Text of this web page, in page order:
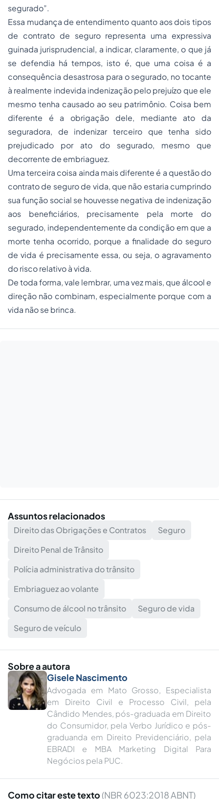
segurado”.
Essa mudança de entendimento quanto aos dois tipos
de contrato de seguro representa uma expressiva
guinada jurisprudencial, a indicar, claramente, o que já
se defendia há tempos, isto é, que uma coisa é a
consequência desastrosa para o segurado, no tocante
à realmente indevida indenização pelo prejuízo que ele
mesmo tenha causado ao seu patrimônio. Coisa bem
diferente é a obrigação dele, mediante ato da
seguradora, de indenizar terceiro que tenha sido
prejudicado por ato do segurado, mesmo que
decorrente de embriaguez.
Uma terceira coisa ainda mais diferente é a questão do
contrato de seguro de vida, que não estaria cumprindo
sua função social se houvesse negativa de indenização
aos beneficiários, precisamente pela morte do
segurado, independentemente da condição em que a
morte tenha ocorrido, porque a finalidade do seguro
de vida é precisamente essa, ou seja, o agravamento
do risco relativo à vida.
De toda forma, vale lembrar, uma vez mais, que álcool e
direção não combinam, especialmente porque com a
vida não se brinca.
Assuntos relacionados
Direito das Obrigações e Contratos
Seguro
Direito Penal de Trânsito
Polícia administrativa do trânsito
Embriaguez ao volante
Consumo de álcool no trânsito
Seguro de vida
Seguro de veículo
Sobre a autora
Gisele Nascimento
Advogada em Mato Grosso, Especialista
em Direito Civil e Processo Civil, pela
Cândido Mendes, pós-graduada em Direito
do Consumidor, pela Verbo Jurídico e pós-
graduanda em Direito Previdenciário, pela
EBRADI e MBA Marketing Digital Para
Negócios pela PUC.
Como citar este texto (NBR 6023:2018 ABNT)